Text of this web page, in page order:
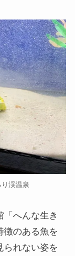
渓温泉
へんな生き
徴のある魚を
られない姿を